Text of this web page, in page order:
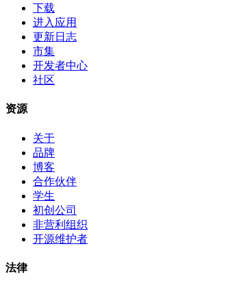
下载
进入应用
更新日志
市集
开发者中心
社区
资源
关于
品牌
博客
合作伙伴
学生
初创公司
非营利组织
开源维护者
法律